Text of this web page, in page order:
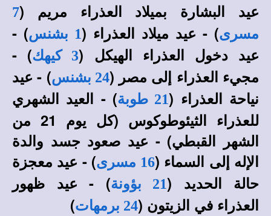
عيد البشارة بميلاد العذراء مريم (7
مسرى) - عيد ميلاد العذراء (1 بشنس
) -
عيد دخول العذراء الهيكل (3 كيهك
) -
مجيء العذراء إلى مصر (24 بشنس
) - عيد
نياحة العذراء (21 طوبة
) - العيد الشهري
للعذراء الثيئوطوكوس (كل يوم 21 من
الشهر القبطي) - عيد صعود جسد والدة
الإله إلى السماء (16 مسرى
) - عيد معجزة
حالة الحديد (21 بؤونة
) - عيد ظهور
العذراء في الزيتون (24 برمهات
)